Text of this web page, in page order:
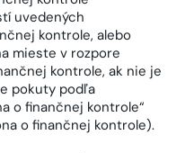
uvedených
kontrole, alebo
mieste v rozpore
kontrole, ak nie je
pokuty podľa
o finančnej kontrole“
o finančnej kontrole).